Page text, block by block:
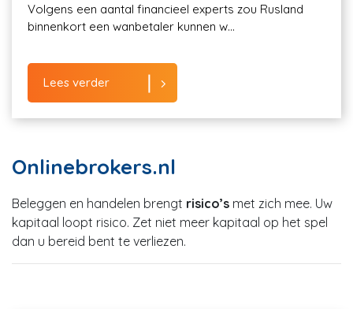
Volgens een aantal financieel experts zou Rusland
binnenkort een wanbetaler kunnen w...
Lees verder
Onlinebrokers.nl
Beleggen en handelen brengt risico’s met zich mee. Uw
kapitaal loopt risico. Zet niet meer kapitaal op het spel
dan u bereid bent te verliezen.